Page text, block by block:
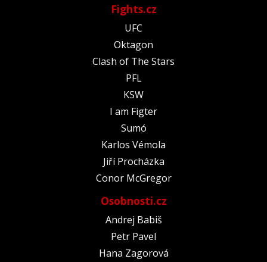
Fights.cz
UFC
Oktagon
Clash of The Stars
PFL
KSW
I am Figter
Sumó
Karlos Vémola
Jiří Procházka
Conor McGregor
Osobnosti.cz
Andrej Babiš
Petr Pavel
Hana Zagorová